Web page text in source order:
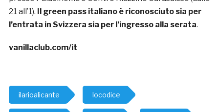
21 all’1).
Il green pass italiano è riconosciuto sia per
l’entrata in Svizzera sia per l’ingresso alla serata.
vanillaclub.com/it
ilarioalicante locodice